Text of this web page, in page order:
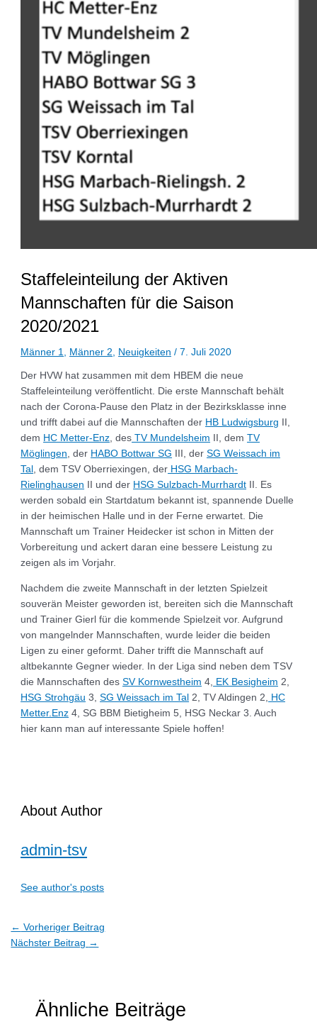
Staffeleinteilung der Aktiven
Mannschaften für die Saison
2020/2021
Männer 1 Männer 2 Neuigkeiten /7. Juli 2020
Der HVW hat zusammen mit dem HBEM die neue
Staffeleinteilung veröffentlicht. Die erste Mannschaft behält
nach der Corona-Pause den Platz in der Bezirksklasse inne
und trifft dabei auf die Mannschaften der HB Ludwigsburg II,
dem HC Metter-Enz, des TV Mundelsheim II, demTV
Möglingen, der HABO Bottwar SG III, derSG Weissach im
Tal , dem TSV Oberriexingen, der HSG Marbach-
Rielinghausen II und der HSG Sulzbach-Murrhardt II. Es
werden sobald ein Startdatum bekannt ist, spannende Duelle
in der heimischen Halle und in der Ferne erwartet. Die
Mannschaft um Trainer Heidecker ist schon in Mitten der
Vorbereitung und ackert daran eine bessere Leistung zu
zeigen als im Vorjahr.
Nachdem die zweite Mannschaft in der letzten Spielzeit
souverän Meister geworden ist, bereiten sich die Mannschaft
und Trainer Gierl für die kommende Spielzeit vor. Aufgrund
von mangelnder Mannschaften, wurde leider die beiden
Ligen zu einer geformt. Daher trifft die Mannschaft auf
altbekannte Gegner wieder. In der Liga sind neben dem TSV
die Mannschaften desSV Kornwestheim 4, EK Besigheim 2,
HSG Strohgäu 3,SG Weissach im Tal 2, TV Aldingen 2, HC
Metter.Enz 4, SG BBM Bietigheim 5, HSG Neckar 3. Auch
hier kann man auf interessante Spiele hoffen!
About Author
admin-tsv
See author's posts
← Vorheriger Beitrag
Nächster Beitrag →
Ähnliche Beiträge